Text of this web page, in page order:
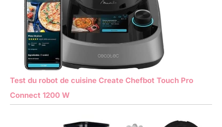
Test du robot de cuisine Create Chefbot Touch Pro
Connect 1200 W